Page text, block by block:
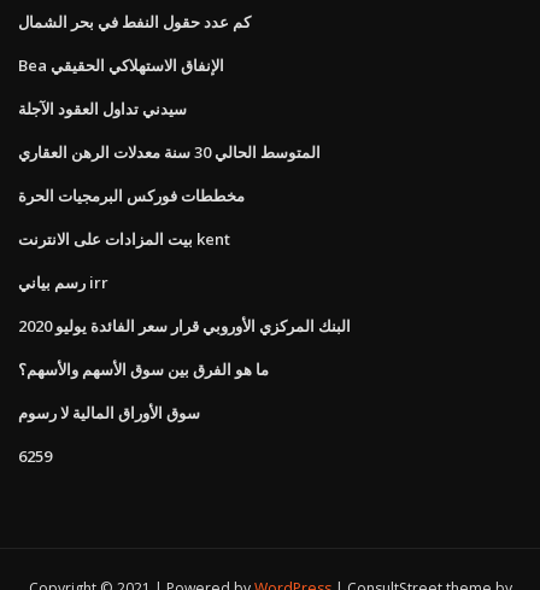
كم عدد حقول النفط في بحر الشمال
Bea الإنفاق الاستهلاكي الحقيقي
سيدني تداول العقود الآجلة
المتوسط ​​الحالي 30 سنة معدلات الرهن العقاري
مخططات فوركس البرمجيات الحرة
بيت المزادات على الانترنت kent
رسم بياني irr
البنك المركزي الأوروبي قرار سعر الفائدة يوليو 2020
ما هو الفرق بين سوق الأسهم والأسهم؟
سوق الأوراق المالية لا رسوم
6259